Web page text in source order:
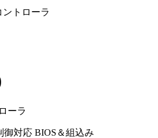
トローラ
ーラ
御対応 BIOS＆組込み